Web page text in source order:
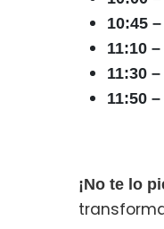
10:45
11:10
11:30
11:50
¡No te lo